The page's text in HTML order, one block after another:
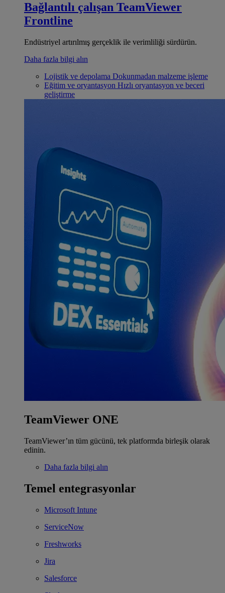
Bağlantılı çalışan TeamViewer
Frontline
Endüstriyel artırılmış gerçeklik ile verimliliği sürdürün.
Daha fazla bilgi alın
Lojistik ve depolama Dokunmadan malzeme işleme
Eğitim ve oryantasyon Hızlı oryantasyon ve beceri
geliştirme
TeamViewer ONE
TeamViewer’ın tüm gücünü, tek platformda birleşik olarak
edinin.
Daha fazla bilgi alın
Temel entegrasyonlar
Microsoft Intune
ServiceNow
Freshworks
Jira
Salesforce